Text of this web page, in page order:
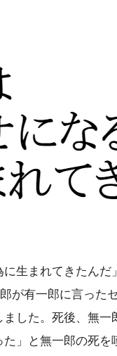
に生まれてきたんだ」
が有一郎に言った
した。死後、無
」と無一郎の死